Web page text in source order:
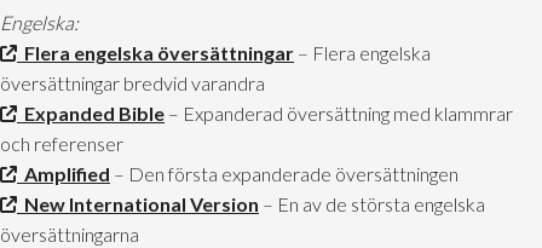
Engelska:
Flera engelska översättningar – Flera engelska
översättningar bredvid varandra
Expanded Bible – Expanderad översättning med klammrar
och referenser
Amplified – Den första expanderade översättningen
New International Version – En av de största engelska
översättningarna